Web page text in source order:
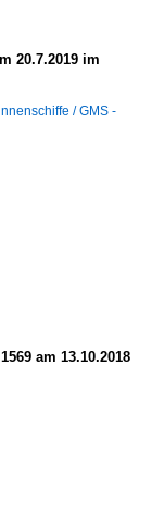
20.7.2019 im
/ GMS -
am 13.10.2018